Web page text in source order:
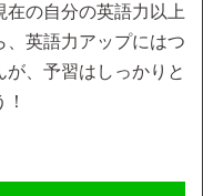
の自分の英語力以上
英語力アップにはつ
、予習はしっかりと